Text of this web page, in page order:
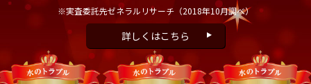
※実査委託先ゼネラルリサーチ （2018年10月調べ）
詳しくはこちら